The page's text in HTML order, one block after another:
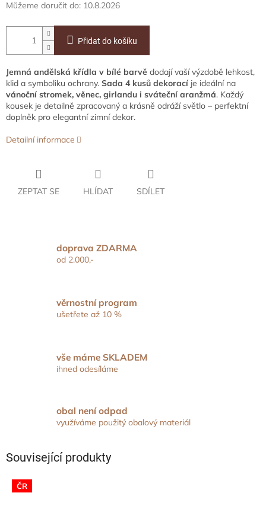
Můžeme doručit do: 10.8.2026
Přidat do košíku
Jemná andělská křídla v bílé barvě dodají vaší výzdobě lehkost,
klid a symboliku ochrany. Sada 4 kusů dekorací je ideální na
vánoční stromek, věnec, girlandu i sváteční aranžmá. Každý
kousek je detailně zpracovaný a krásně odráží světlo – perfektní
doplněk pro elegantní zimní dekor.
Detailní informace
ZEPTAT SE HLÍDAT SDÍLET
doprava ZDARMA
od 2.000,-
věrnostní program
ušetřete až 10 %
vše máme SKLADEM
ihned odesíláme
obal není odpad
využíváme použitý obalový materiál
Související produkty
ČR